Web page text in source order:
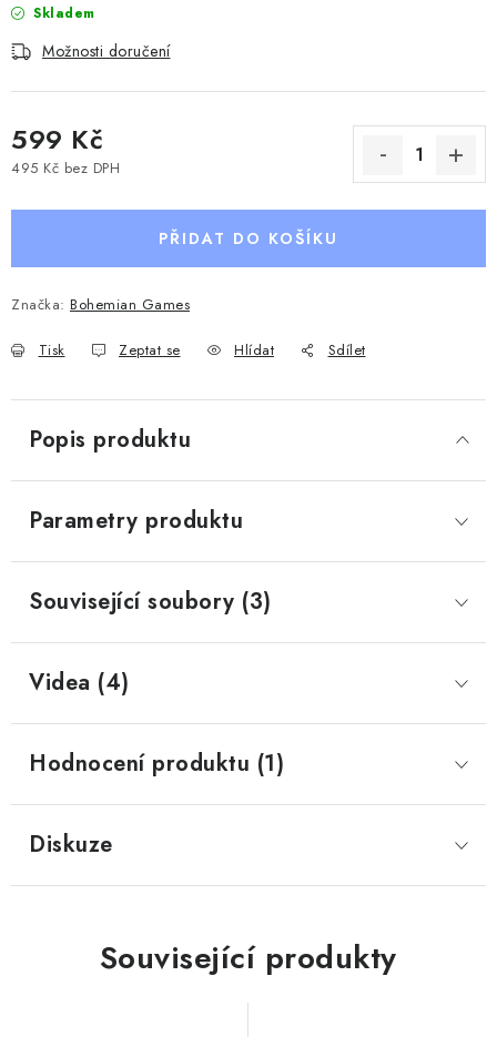
Skladem
Možnosti doručení
599 Kč
495 Kč bez DPH
PŘIDAT DO KOŠÍKU
Značka: Bohemian Games
Tisk Zeptat se Hlídat Sdílet
Popis produktu
Parametry produktu
Související soubory (3)
Videa (4)
Hodnocení produktu (1)
Diskuze
Související produkty